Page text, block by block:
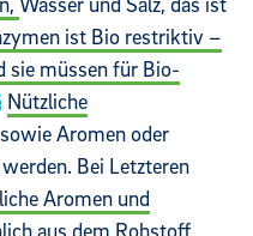
ist Bio restriktiv –
sie müssen für Bio-
Nützliche
sowie Aromen oder
Bei Letzteren
Aromen und
aus dem Rohstoff